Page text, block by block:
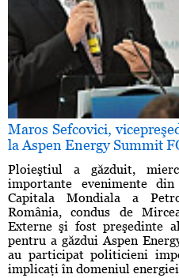
Maros Sefcovici,
la Aspen Energy Summit
Ploieştiul a găzduit,
importante evenimente
Capitala Mondiala a
România, condus de
Externe şi fost preşedinte
pentru a găzdui Aspen
au participat politicieni
implicaţi în domeniul